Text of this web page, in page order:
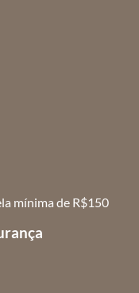
mínima de R$150